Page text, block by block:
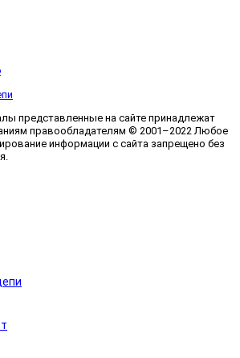
представленные на сайте принадлежат
правообладателям © 2001–2022 Любое
информации с сайта запрещено без